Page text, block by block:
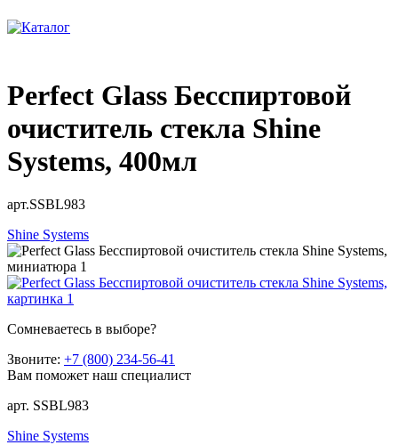
Perfect Glass Бесспиртовой
очиститель стекла Shine
Systems, 400мл
арт.SSBL983
Shine Systems
Сомневаетесь в выборе?
Звоните: +7 (800) 234-56-41
Вам поможет наш специалист
арт. SSBL983
Shine Systems